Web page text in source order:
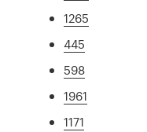
1265
445
598
1961
1171